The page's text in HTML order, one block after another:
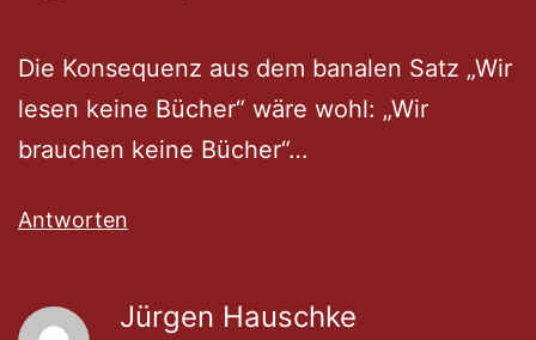
Die Konsequenz aus dem banalen Satz „Wir
lesen keine Bücher“ wäre wohl: „Wir
brauchen keine Bücher“…
Antworten
Jürgen Hauschke